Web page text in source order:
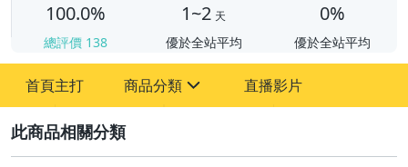
100.0%
總評價 138
1~2 天
優於全站平均
0%
優於全站平均
首頁主打 商品分類
偶像、球員卡與郵幣
直播影片